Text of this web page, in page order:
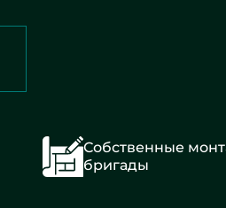
Собственные
бригады